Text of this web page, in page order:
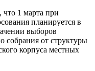
1 марта при
планируется в
выборов
собрания от структуры
корпуса местных